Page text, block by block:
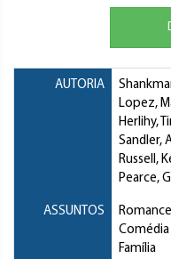
AUTORIA
Lopez,
Herlihy,
Sandler,
Russell,
Pearce,
ASSUNTOS
Romance
Comédia
Família